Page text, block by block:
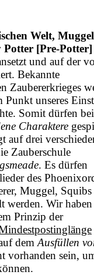
Welt, Muggel
[Pre-Potter]
und auf der
Bekannte
Zaubererkrieges
Punkt unseres
Somit dürfen
Charaktere
auf drei
Zauberschule
. Es dürfen
des
Muggel, Squibs
werden. Wir
Prinzip der
dem Ausfüllen
vorhanden sein,